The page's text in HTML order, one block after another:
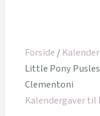
Forside/
Little Pony
Clementoni
Kalendergaver til